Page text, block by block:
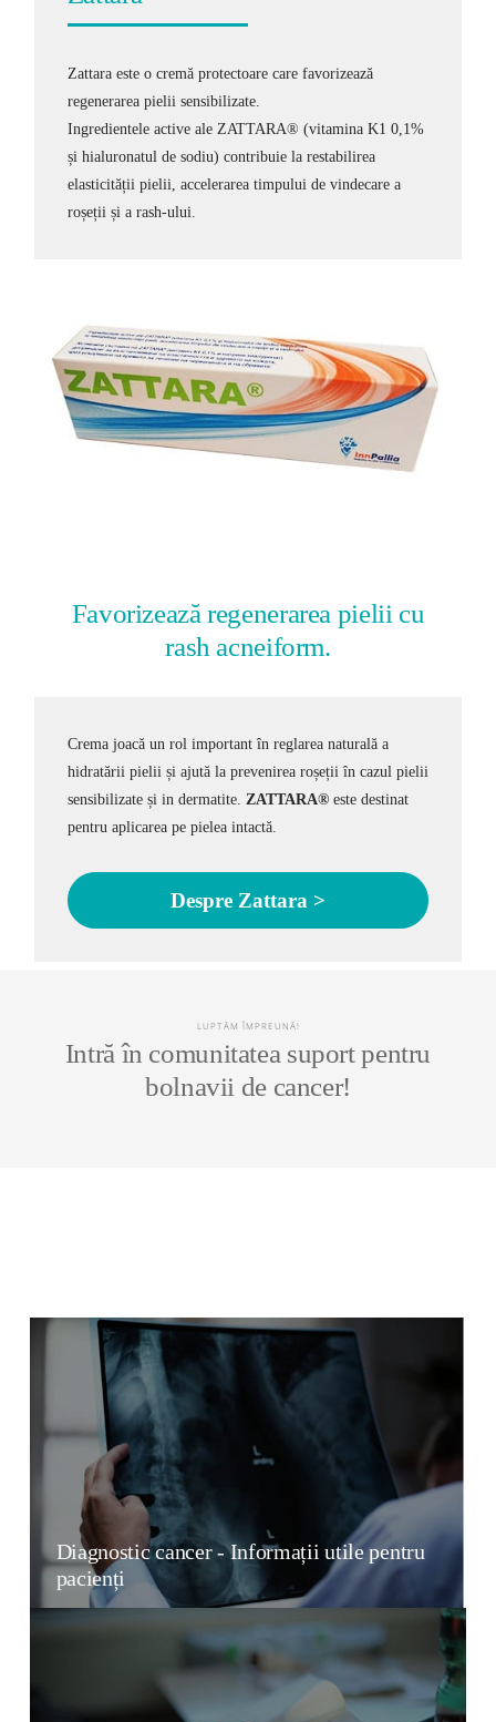
Zattara este o cremă protectoare care favorizează
regenerarea pielii sensibilizate.
Ingredientele active ale ZATTARA® (vitamina K1 0,1%
și hialuronatul de sodiu) contribuie la restabilirea
elasticității pielii, accelerarea timpului de vindecare a
roșeții și a rash-ului.
Favorizează regenerarea pielii cu
rash acneiform.
Crema joacă un rol important în reglarea naturală a
hidratării pielii și ajută la prevenirea roșeții în cazul pielii
sensibilizate și in dermatite. ZATTARA® este destinat
pentru aplicarea pe pielea intactă.
Despre Zattara >
LUPTĂM ÎMPREUNĂ!
Intră în comunitatea suport pentru
bolnavii de cancer!
Diagnostic cancer - Informații utile pentru
pacienți